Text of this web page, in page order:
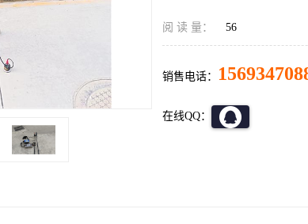
阅 读 量： 56
销售电话：
在线QQ：